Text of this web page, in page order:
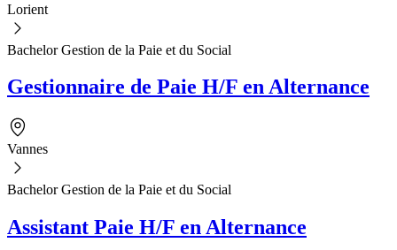
Lorient
Bachelor Gestion de la Paie et du Social
Gestionnaire de Paie H/F en Alternance
Vannes
Bachelor Gestion de la Paie et du Social
Assistant Paie H/F en Alternance